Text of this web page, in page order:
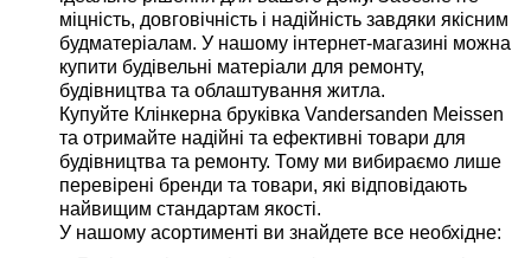
міцність, довговічність і надійність завдяки якісним
будматеріалам. У нашому інтернет-магазині можна
купити будівельні матеріали для ремонту,
будівництва та облаштування житла.
Купуйте Клінкерна бруківка Vandersanden Meissen
та отримайте надійні та ефективні товари для
будівництва та ремонту. Тому ми вибираємо лише
перевірені бренди та товари, які відповідають
найвищим стандартам якості.
У нашому асортименті ви знайдете все необхідне: